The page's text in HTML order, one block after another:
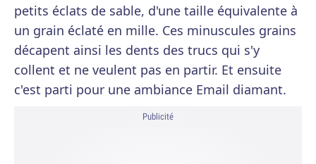
petits éclats de sable, d'une taille équivalente à
un grain éclaté en mille. Ces minuscules grains
décapent ainsi les dents des trucs qui s'y
collent et ne veulent pas en partir. Et ensuite
c'est parti pour une ambiance Email diamant.
Publicité